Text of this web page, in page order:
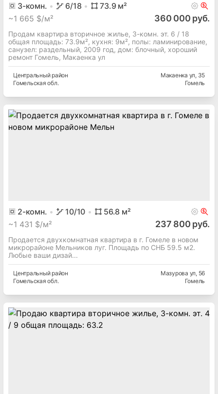
3-комн. 6/18 73.9м²
~1 665 $/м² 360 000 руб.
Продам квартира вторичное жилье, 3-комн. эт. 6 / 18
общая площадь: 73.9м², кухня: 9м², полы: ламинирование,
cанузел: раздельный, 2009 год, дом: блочный, хороший
ремонт Гомель, Макаенка ул
Центральныйрайон
Гомельская обл.
Макаенка ул, 35
Гомель
2-комн. 10/10 56.8 м²
~1 431 $/м² 237 800 руб.
Продается двухкомнатная квартира в г. Гомеле в новом
микрорайоне Мельников луг. Площадь по СНБ 59.5 м2.
Любые ваши дизай...
Центральныйрайон
Гомельская обл.
Мазурова ул, 56
Гомель